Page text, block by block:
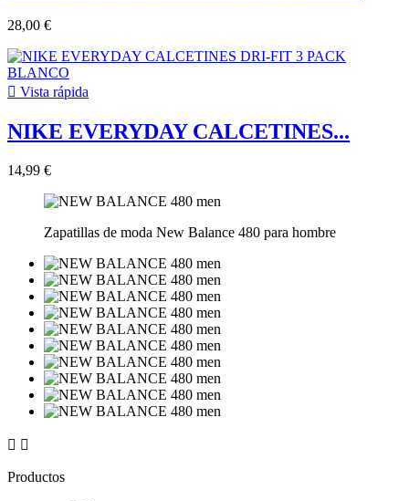
28,00 €
 Vista rápida
NIKE EVERYDAY CALCETINES...
14,99 €
Zapatillas de moda New Balance 480 para hombre
 
Productos